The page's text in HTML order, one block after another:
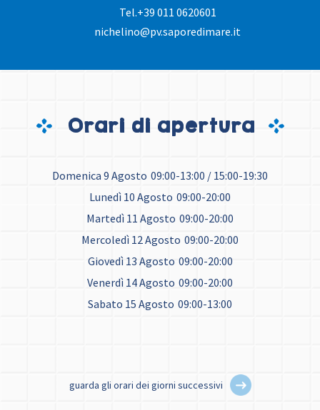
Tel.+39 011 0620601
nichelino@pv.saporedimare.it
Orari di apertura
Domenica 9 Agosto 09:00-13:00 / 15:00-19:30
Lunedì 10 Agosto 09:00-20:00
Martedì 11 Agosto 09:00-20:00
Mercoledì 12 Agosto 09:00-20:00
Giovedì 13 Agosto 09:00-20:00
Venerdì 14 Agosto 09:00-20:00
Sabato 15 Agosto 09:00-13:00
guarda gli orari dei giorni successivi